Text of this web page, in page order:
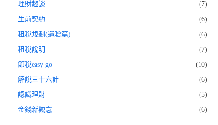
理財趣談 (7)
生前契約 (6)
租稅規劃(遺贈篇) (6)
租稅說明 (7)
節稅easy go (10)
解說三十六計 (6)
認識理財 (5)
金錢新觀念 (6)